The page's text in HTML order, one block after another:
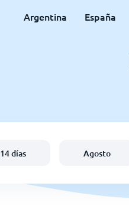
Argentina España
14 días Agosto